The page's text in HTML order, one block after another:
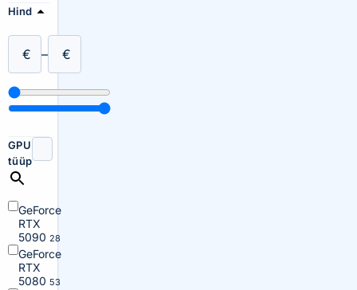
Hind
€ – €
GPU
tüüp
GeForce
RTX
5090 28
GeForce
RTX
5080 53